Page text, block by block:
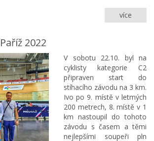
více
Ivova
MS
na
dráze
ve
Francii
2022
V sobotu 22.10. byl na
cyklisty kategorie C2
připraven start do
stíhacího závodu na 3 km.
Ivo po 9. místě v letmých
200 metrech, 8. místě v 1
km nastoupil do tohoto
závodu s časem a těmi
nejlepšími soupeři pln